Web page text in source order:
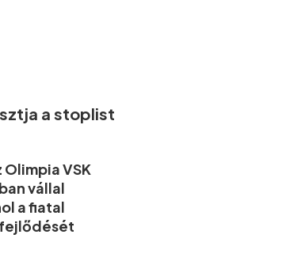
a stoplist
VSK
vállal
a fiatal